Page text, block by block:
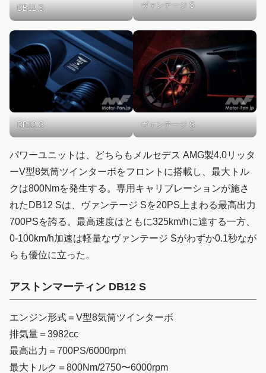
DB12 S ヴァンテージ S
DB12 S ヴァンテージ S
パワーユニットは、どちらもメルセデス AMG製4.0リッタ
ーV型8気筒ツインターボをフロントに搭載し、最大トル
クは800Nmを発生する。専用キャリブレーションが施さ
れたDB12 Sは、ヴァンテージ Sを20PS上まわる最高出力
700PSを誇る。最高速度はともに325km/hに達する一方、
0-100km/h加速は軽量なヴァンテージ Sがわずか0.1秒なが
らも優位に立った。
アストンマーティン DB12 S
エンジン形式＝V型8気筒ツインターボ
排気量＝3982cc
最高出力＝700PS/6000rpm
最大トルク＝800Nm/2750〜6000rpm